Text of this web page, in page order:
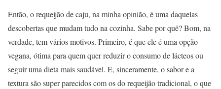
Então, o requeijão de caju, na minha opinião, é uma daquelas
descobertas que mudam tudo na cozinha. Sabe por quê? Bom, na
verdade, tem vários motivos. Primeiro, é que ele é uma opção
vegana, ótima para quem quer reduzir o consumo de lácteos ou
seguir uma dieta mais saudável. E, sinceramente, o sabor e a
textura são super parecidos com os do requeijão tradicional, o que